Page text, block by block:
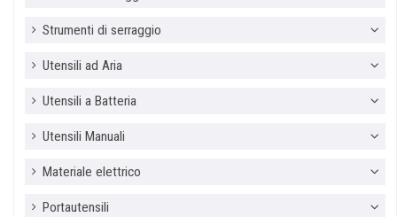
Strumenti di serraggio
Utensili ad Aria
Utensili a Batteria
Utensili Manuali
Materiale elettrico
Portautensili